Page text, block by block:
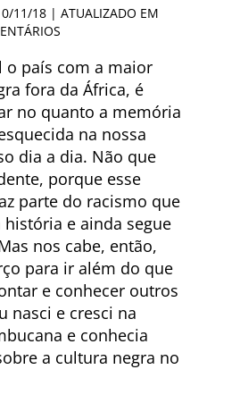
11/18 | ATUALIZADO EM
o país com a maior
fora da África, é
no quanto a memória
na nossa
dia a dia. Não que
porque esse
parte do racismo que
e ainda segue
nos cabe, então,
para ir além do que
e conhecer outros
nasci e cresci na
e conhecia
a cultura negra no